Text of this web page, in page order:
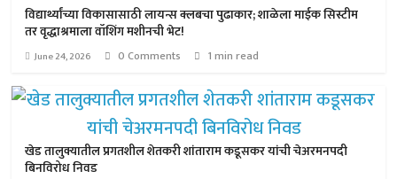
विद्यार्थ्यांच्या विकासासाठी लायन्स क्लबचा पुढाकार; शाळेला माईक सिस्टीम
तर वृद्धाश्रमाला वॉशिंग मशीनची भेट!
June 24, 2026 0 Comments 1 min read
खेड तालुक्यातील प्रगतशील शेतकरी शांताराम कडूसकर यांची चेअरमनपदी
बिनविरोध निवड